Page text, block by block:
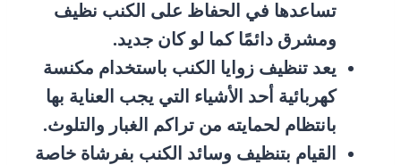
تساعدها في الحفاظ على الكنب نظيف
ومشرق دائمًا كما لو كان جديد.
يعد تنظيف زوايا الكنب باستخدام مكنسة
كهربائية أحد الأشياء التي يجب العناية بها
بانتظام لحمايته من تراكم الغبار والتلوث.
القيام بتنظيف وسائد الكنب بفرشاة خاصة